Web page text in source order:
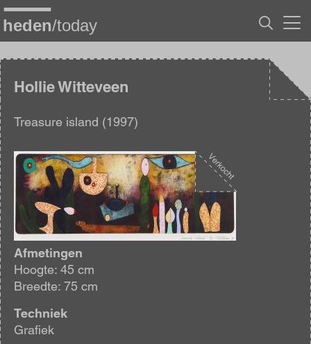
Overslaan
en
naar
inhoud
gaanHollie Witteveen
Treasure island (1997)
Afbeelding
Afmetingen
Hoogte: 45 cm
Breedte: 75 cm
Techniek
Grafiek